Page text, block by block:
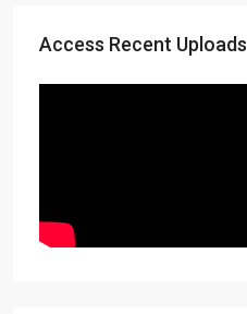
Access Recent Uploads